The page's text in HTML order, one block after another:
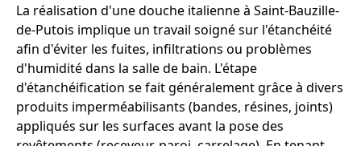
La réalisation d'une douche italienne à Saint-Bauzille-
de-Putois implique un travail soigné sur l'étanchéité
afin d'éviter les fuites, infiltrations ou problèmes
d'humidité dans la salle de bain. L'étape
d'étanchéification se fait généralement grâce à divers
produits imperméabilisants (bandes, résines, joints)
appliqués sur les surfaces avant la pose des